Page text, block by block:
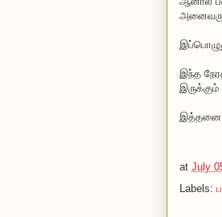
இந்த
இத்தனை
at July
Labels: